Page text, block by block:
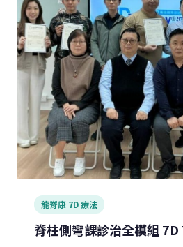
龍脊康 7D 療法
脊柱側彎課診治全模組